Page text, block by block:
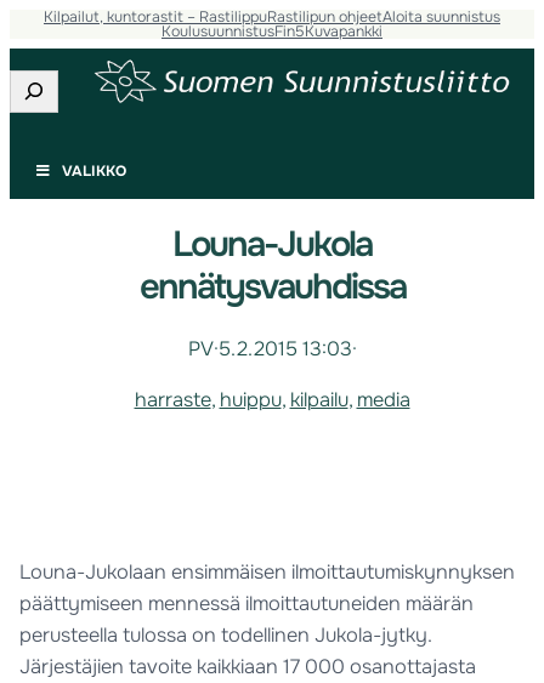
Kilpailut, kuntorastit – RastilippuRastilipun ohjeetAloita suunnistus
KoulusuunnistusFin5Kuvapankki
Etsi
VALIKKO
Louna-Jukola
ennätysvauhdissa
PV·5.2.2015 13:03·
harraste, huippu, kilpailu, media
Louna-Jukolaan ensimmäisen ilmoittautumiskynnyksen
päättymiseen mennessä ilmoittautuneiden määrän
perusteella tulossa on todellinen Jukola-jytky.
Järjestäjien tavoite kaikkiaan 17 000 osanottajasta